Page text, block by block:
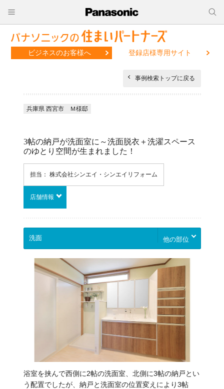
ビジネスのお客様へ 登録店様専用サイト
事例検索トップに戻る
兵庫県 西宮市 Ｍ様邸
3帖の納戸が洗面室に～洗面脱衣＋洗濯スペース
のゆとり空間が生まれました！
担当： 株式会社シンエイ・シンエイリフォーム
店舗情報
他の部位
浴室を挟んで西側に2帖の洗面室、北側に3帖の納戸とい
う配置でしたが、納戸と洗面室の位置変えにより3帖